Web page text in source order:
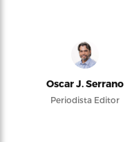
Oscar J. Serrano
Periodista Editor